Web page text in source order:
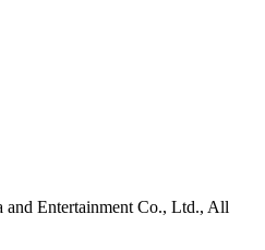
Entertainment Co., Ltd., All